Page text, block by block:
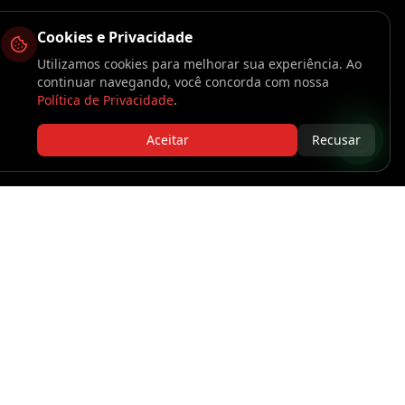
Cookies e Privacidade
Utilizamos cookies para melhorar sua experiência. Ao
continuar navegando, você concorda com nossa
Política de Privacidade.
Aceitar Recusar